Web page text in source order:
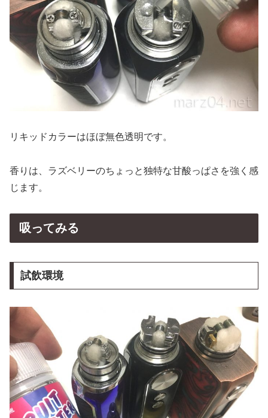
リキッドカラーはほぼ無色透明です。
香りは、ラズベリーのちょっと独特な甘酸っぱさを強く感
じます。
吸ってみる
試飲環境